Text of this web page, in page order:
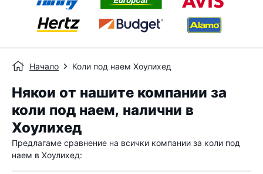
Начало Коли под наем Хоулихед
Някои от нашите компании за
коли под наем, налични в
Хоулихед
Предлагаме сравнение на всички компании за коли под
наем в Хоулихед: